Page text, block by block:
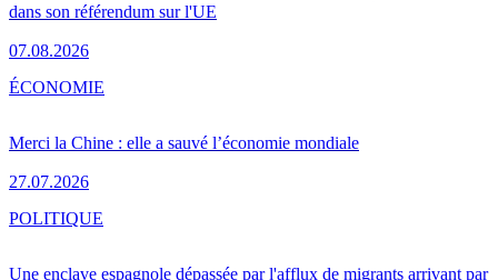
dans son référendum sur l'UE
07.08.2026
Merci la Chine : elle a sauvé l’économie mondiale
27.07.2026
ÉCONOMIE
Une enclave espagnole dépassée par l'afflux de migrants arrivant par
POLITIQUE